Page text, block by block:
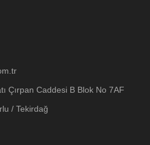
Çırpan Caddesi B Blok No 7AF
/ Tekirdağ